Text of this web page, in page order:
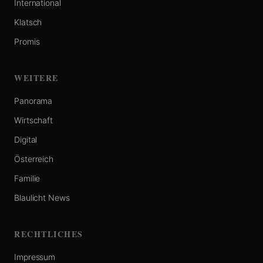
International
Klatsch
Promis
WEITERE
Panorama
Wirtschaft
Digital
Österreich
Familie
Blaulicht News
RECHTLICHES
Impressum